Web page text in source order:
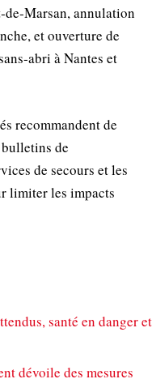
annulation
et ouverture de
à Nantes et
recommandent de
de
de secours et les
limiter les impacts
santé en danger et
dévoile des mesures